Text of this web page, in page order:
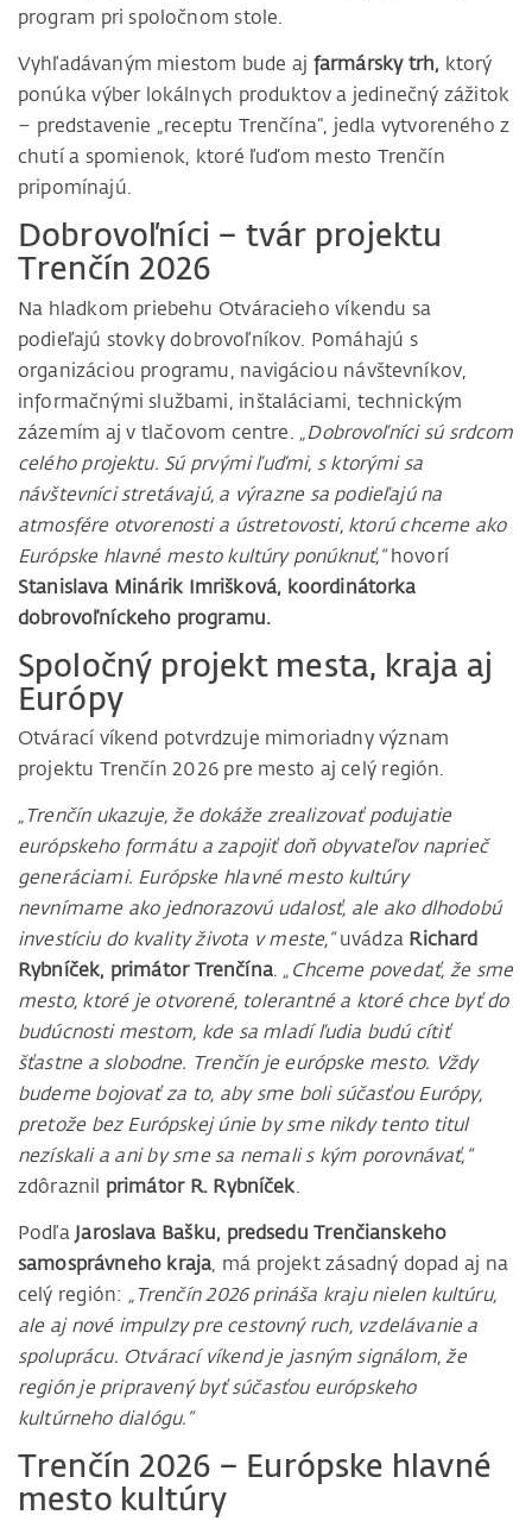
program pri spoločnom stole.
Vyhľadávaným miestom bude aj farmársky trh, ktorý
ponúka výber lokálnych produktov a jedinečný zážitok
– predstavenie „receptu Trenčína“, jedla vytvoreného z
chutí a spomienok, ktoré ľuďom mesto Trenčín
pripomínajú.
Dobrovoľníci – tvár projektu
Trenčín 2026
Na hladkom priebehu Otváracieho víkendu sa
podieľajú stovky dobrovoľníkov. Pomáhajú s
organizáciou programu, navigáciou návštevníkov,
informačnými službami, inštaláciami, technickým
zázemím aj v tlačovom centre. „Dobrovoľníci sú srdcom
celého projektu. Sú prvými ľuďmi, s ktorými sa
návštevníci stretávajú, a výrazne sa podieľajú na
atmosfére otvorenosti a ústretovosti, ktorú chceme ako
Európske hlavné mesto kultúry ponúknuť,“hovorí
Stanislava Minárik Imrišková, koordinátorka
dobrovoľníckeho programu.
Spoločný projekt mesta, kraja aj
Európy
Otvárací víkend potvrdzuje mimoriadny význam
projektu Trenčín 2026 pre mesto aj celý región.
„Trenčín ukazuje, že dokáže zrealizovať podujatie
európskeho formátu a zapojiť doň obyvateľov naprieč
generáciami. Európske hlavné mesto kultúry
nevnímame ako jednorazovú udalosť, ale ako dlhodobú
investíciu do kvality života v meste,“uvádza Richard
Rybníček, primátor Trenčína. „Chceme povedať, že sme
mesto, ktoré je otvorené, tolerantné a ktoré chce byť do
budúcnosti mestom, kde sa mladí ľudia budú cítiť
šťastne a slobodne. Trenčín je európske mesto. Vždy
budeme bojovať za to, aby sme boli súčasťou Európy,
pretože bez Európskej únie by sme nikdy tento titul
nezískali a ani by sme sa nemali s kým porovnávať,“
zdôraznil primátor R. Rybníček.
Podľa Jaroslava Bašku, predsedu Trenčianskeho
samosprávneho kraja, má projekt zásadný dopad aj na
celý región: „Trenčín 2026 prináša kraju nielen kultúru,
ale aj nové impulzy pre cestovný ruch, vzdelávanie a
spoluprácu. Otvárací víkend je jasným signálom, že
región je pripravený byť súčasťou európskeho
kultúrneho dialógu.“
Trenčín 2026 – Európske hlavné
mesto kultúry